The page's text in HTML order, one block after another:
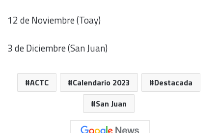
12 de Noviembre (Toay)
3 de Diciembre (San Juan)
ACTC Calendario 2023
Destacada
San Juan